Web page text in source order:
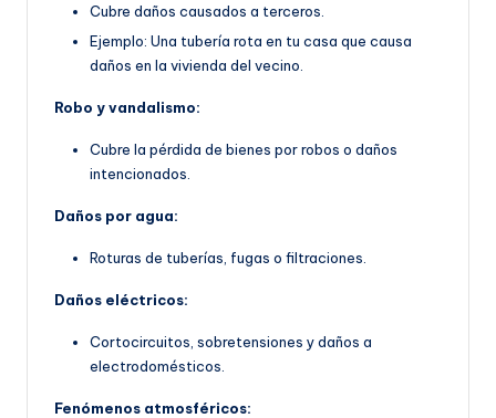
Cubre daños causados a terceros.
Ejemplo: Una tubería rota en tu casa que causa
daños en la vivienda del vecino.
Robo y vandalismo:
Cubre la pérdida de bienes por robos o daños
intencionados.
Daños por agua:
Roturas de tuberías, fugas o filtraciones.
Daños eléctricos:
Cortocircuitos, sobretensiones y daños a
electrodomésticos.
Fenómenos atmosféricos: